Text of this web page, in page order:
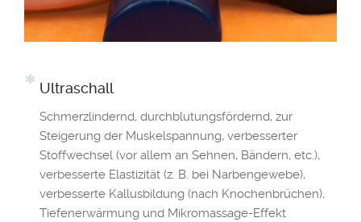
Ultraschall
Schmerzlindernd, durchblutungsfördernd, zur
Steigerung der Muskelspannung, verbesserter
Stoffwechsel (vor allem an Sehnen, Bändern, etc.),
verbesserte Elastizität (z. B. bei Narbengewebe),
verbesserte Kallusbildung (nach Knochenbrüchen),
Tiefenerwärmung und Mikromassage-Effekt